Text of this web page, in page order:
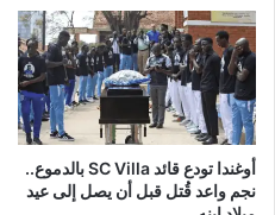
أوغندا تودع قائد SC Villa بالدموع..
نجم واعد قُتل قبل أن يصل إلى عيد